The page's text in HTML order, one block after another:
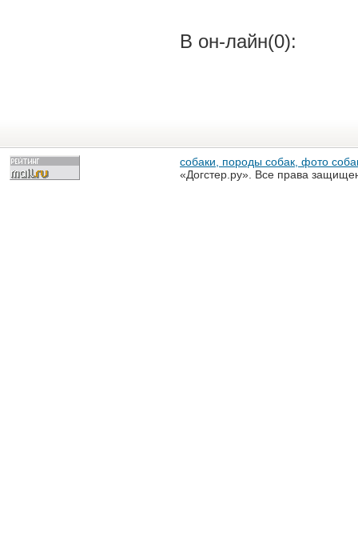
В он-лайн(0):
собаки, породы собак, фото
«Догстер.ру». Все права